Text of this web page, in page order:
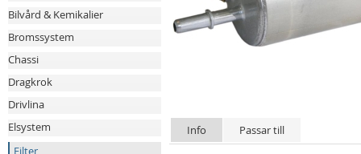
Bilvård & Kemikalier
Bromssystem
Chassi
Dragkrok
Drivlina
Elsystem
Filter
Info Passar till